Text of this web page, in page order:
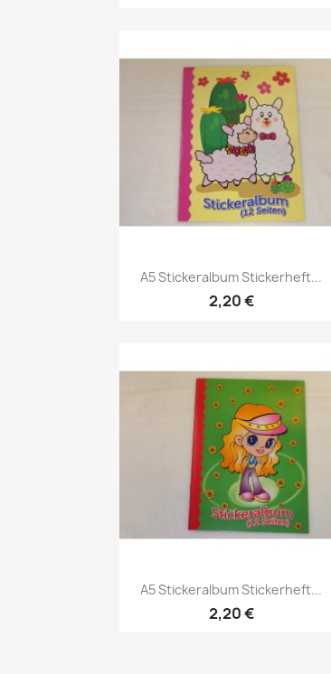
A5 Stickeralbum Stickerheft...
2,20 €
A5 Stickeralbum Stickerheft...
2,20 €